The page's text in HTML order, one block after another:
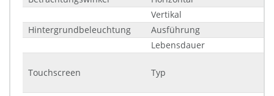
Vertikal
Hintergrundbeleuchtung
Ausführung
Lebensdauer
Touchscreen Typ